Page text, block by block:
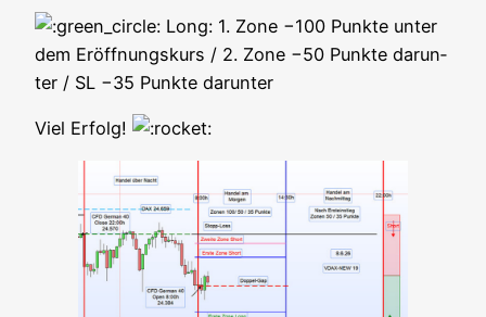
Long: 1. Zone −100 Punk­te unter
dem Eröff­nungs­kurs / 2. Zone −50 Punk­te dar­un­
ter / SL −35 Punk­te darunter
Viel Erfolg!